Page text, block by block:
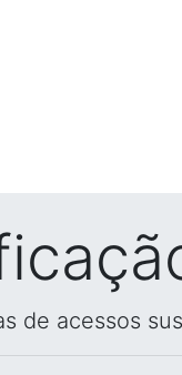
de acessos